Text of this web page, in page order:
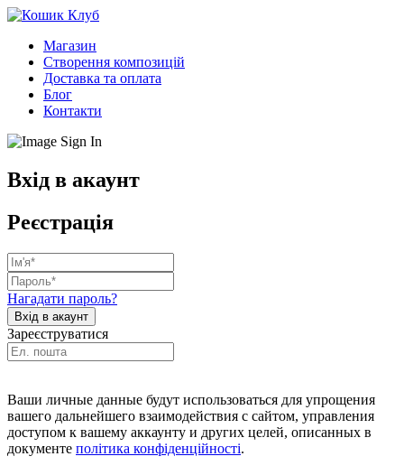
Магазин
Створення композицій
Доставка та оплата
Блог
Контакти
Вхід в акаунт
Реєстрація
Нагадати пароль?
Зареєструватися
Ваши личные данные будут использоваться для упрощения
вашего дальнейшего взаимодействия с сайтом, управления
доступом к вашему аккаунту и других целей, описанных в
документе політика конфіденційності.